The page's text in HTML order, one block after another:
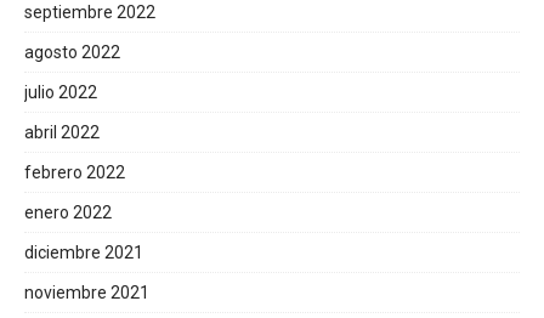
septiembre 2022
agosto 2022
julio 2022
abril 2022
febrero 2022
enero 2022
diciembre 2021
noviembre 2021